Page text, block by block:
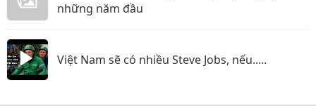
những năm đầu
Việt Nam sẽ có nhiều Steve Jobs, nếu.....